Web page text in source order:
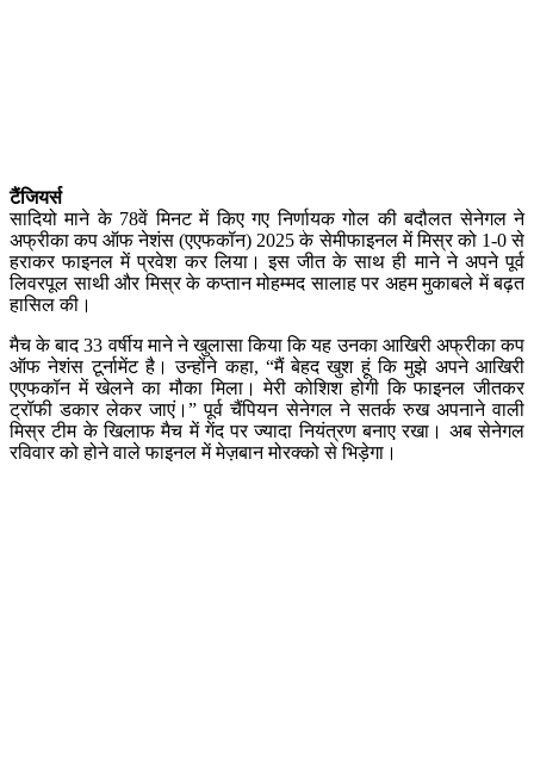
टैंजियर्स
सादियो माने के 78वें मिनट में किए गए निर्णायक गोल की बदौलत सेनेगल ने
अफ्रीका कप ऑफ नेशंस (एएफकॉन) 2025 के सेमीफाइनल में मिस्र को 1-0 से
हराकर फाइनल में प्रवेश कर लिया। इस जीत के साथ ही माने ने अपने पूर्व
लिवरपूल साथी और मिस्र के कप्तान मोहम्मद सालाह पर अहम मुकाबले में बढ़त
हासिल की।
मैच के बाद 33 वर्षीय माने ने खुलासा किया कि यह उनका आखिरी अफ्रीका कप
ऑफ नेशंस टूर्नामेंट है। उन्होंने कहा, “मैं बेहद खुश हूं कि मुझे अपने आखिरी
एएफकॉन में खेलने का मौका मिला। मेरी कोशिश होगी कि फाइनल जीतकर
ट्रॉफी डकार लेकर जाएं।” पूर्व चैंपियन सेनेगल ने सतर्क रुख अपनाने वाली
मिस्र टीम के खिलाफ मैच में गेंद पर ज्यादा नियंत्रण बनाए रखा। अब सेनेगल
रविवार को होने वाले फाइनल में मेज़बान मोरक्को से भिड़ेगा।